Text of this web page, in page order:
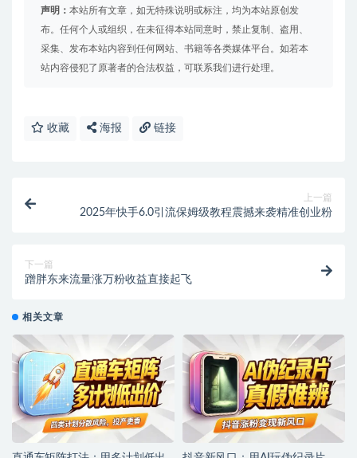
声明： 本站所有文章，如无特殊说明或标注，均为本站原创发
布。任何个人或组织，在未征得本站同意时，禁止复制、盗用、
采集、发布本站内容到任何网站、书籍等各类媒体平台。如若本
站内容侵犯了原著者的合法权益，可联系我们进行处理。
收藏 海报 链接
上一篇
2025年快手6.0引流保姆级教程震撼来袭精准创业粉
下一篇
蹭胖东来流量涨万粉收益直接起飞
相关文章